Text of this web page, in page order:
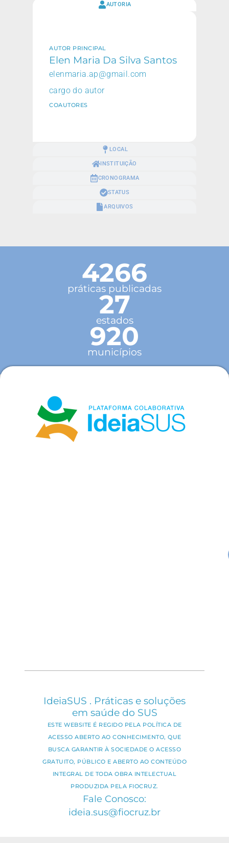
AUTORIA
LOCAL
INSTITUIÇÃO
CRONOGRAMA
STATUS
ARQUIVOS
AUTOR PRINCIPAL
Elen Maria Da Silva Santos
elenmaria.ap@gmail.com
cargo do autor
COAUTORES
4266
práticas publicadas
27
estados
920
municípios
IdeiaSUS . Práticas e soluções
em saúde do SUS
ESTE WEBSITE É REGIDO PELA POLÍTICA DE
ACESSO ABERTO AO CONHECIMENTO, QUE
BUSCA GARANTIR À SOCIEDADE O ACESSO
GRATUITO, PÚBLICO E ABERTO AO CONTEÚDO
INTEGRAL DE TODA OBRA INTELECTUAL
PRODUZIDA PELA FIOCRUZ.
Fale Conosco:
ideia.sus@fiocruz.br